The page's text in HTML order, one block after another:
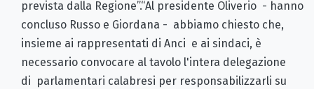
prevista dalla Regione”.“Al presidente Oliverio - hanno
concluso Russo e Giordana - abbiamo chiesto che,
insieme ai rappresentati di Anci e ai sindaci, è
necessario convocare al tavolo l'intera delegazione
di parlamentari calabresi per responsabilizzarli su